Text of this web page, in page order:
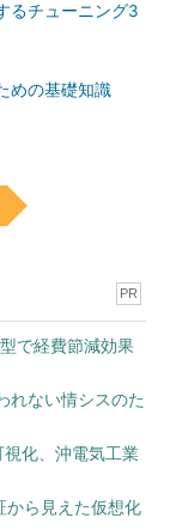
るチューニング3
めの基礎知識
PR
で経費節減効果
れない情シスのた
化、沖電気工業
から見えた仮想化